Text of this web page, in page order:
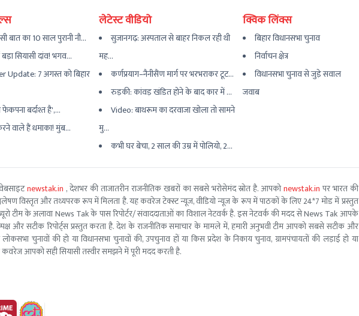
बात का 10 साल पुरानी नौ...
सियासी दांव! भगव...
Update: 7 अगस्त को बिहार
बर्दाश्त है',...
वाले हैं धमाका! मुंब...
लेटेस्ट वीडियो
सुजानगढ़: अस्पताल से बाहर निकल रही थी
मह...
कर्णप्रयाग–नैनीसैंण मार्ग पर भरभराकर टूट...
रुड़की: कांवड़ खंडित होने के बाद कार में ...
Video: बाथरूम का दरवाजा खोला तो सामने
मु...
कभी घर बेचा, 2 साल की उम्र में पोलियो, 2...
क्विक लिंक्स
बिहार विधानसभा चुनाव
निर्वाचन क्षेत्र
विधानसभा चुनाव से जुड़े सवाल
जवाब
newstak.in , देशभर की ताजातरीन राजनीतिक खबरों का सबसे भरोसेमंद स्रोत है. आपकोnewstak.in पर भारत की
विस्तृत और तथ्यपरक रूप में मिलता है. यह कवरेज टेक्स्ट न्यूज, वीडियो न्यूज के रूप में पाठकों के लिए 24*7 मोड में प्रस्तुत
टीम के अलावा News Tak के पास रिपोर्टर/ संवाददाताओं का विशाल नेटवर्क है. इस नेटवर्क की मदद से News Tak आपके
और सटीक रिपोर्ट्स प्रस्तुत करता है. देश के राजनीतिक समाचार के मामले में, हमारी अनुभवी टीम आपको सबसे सटीक और
लोकसभा चुनावों की हो या विधानसभा चुनावों की, उपचुनाव हों या किस प्रदेश के निकाय चुनाव, ग्रामपंचायतों की लड़ाई हो या
आपको सही सियासी तस्वीर समझने में पूरी मदद करती है.